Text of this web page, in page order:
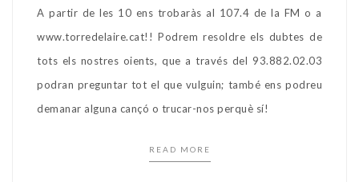
A partir de les 10 ens trobaràs al 107.4 de la FM o a
www.torredelaire.cat!! Podrem resoldre els dubtes de
tots els nostres oients, que a través del 93.882.02.03
podran preguntar tot el que vulguin; també ens podreu
demanar alguna cançó o trucar-nos perquè sí!
READ MORE